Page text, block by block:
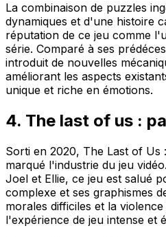
La combinaison de puzzles
dynamiques et d'une histoire
réputation de ce jeu comme
série. Comparé à ses
introduit de nouvelles
améliorant les aspects
unique et riche en émotions.
4. The last of us :
Sorti en 2020, The Last of Us
marqué l'industrie du jeu
Joel et Ellie, ce jeu est salué
complexe et ses graphismes
morales difficiles et la
l'expérience de jeu intense et